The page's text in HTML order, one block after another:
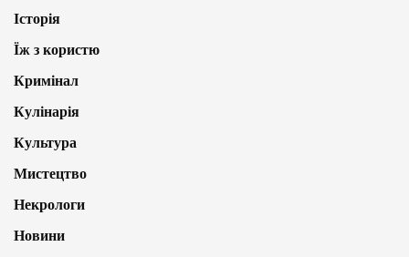
Історія
Їж з користю
Кримінал
Кулінарія
Культура
Мистецтво
Некрологи
Новини